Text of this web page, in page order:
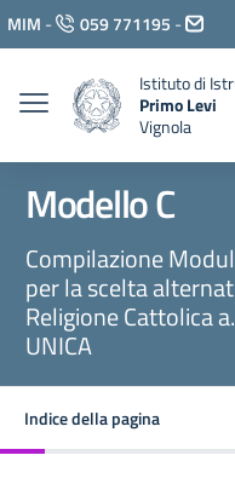
Vai ai contenuti
Vai al menu di
Vai al footer
MIM - 059 771195 -
Istituto di
Primo Levi
Vignola
Modello C
Compilazione
per la scelta
Religione Cattolica
UNICA
Indice della pagina